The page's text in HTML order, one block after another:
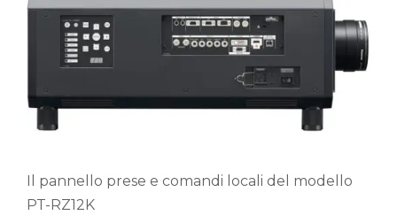
Il pannello prese e comandi locali del modello
PT-RZ12K